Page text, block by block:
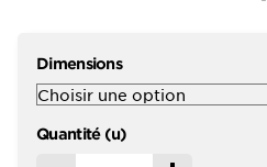
Dimensions
Quantité (u)